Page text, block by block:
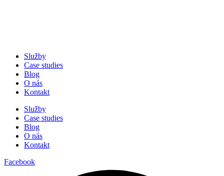
Služby
Case studies
Blog
O nás
Kontakt
Služby
Case studies
Blog
O nás
Kontakt
Facebook